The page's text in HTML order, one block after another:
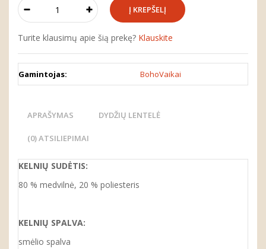
Turite klausimų apie šią prekę? Klauskite
Gamintojas: BohoVaikai
APRAŠYMAS DYDŽIŲ LENTELĖ
(0) ATSILIEPIMAI
KELNIŲ SUDĖTIS:
80 % medvilnė, 20 % poliesteris
KELNIŲ SPALVA:
smėlio spalva